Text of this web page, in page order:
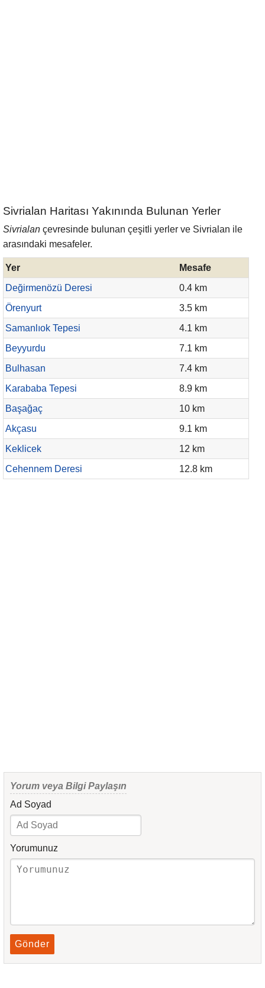
Sivrialan Haritası Yakınında Bulunan Yerler
Sivrialan çevresinde bulunan çeşitli yerler ve Sivrialan ile
arasındaki mesafeler.
Yer
Mesafe
Değirmenözü Deresi
0.4 km
Örenyurt
3.5 km
Samanlıok Tepesi
4.1 km
Beyyurdu
7.1 km
Bulhasan
7.4 km
Karababa Tepesi
8.9 km
Başağaç
10 km
Akçasu
9.1 km
Keklicek
12 km
Cehennem Deresi
12.8 km
Yorum veya Bilgi Paylaşın
Ad Soyad
Yorumunuz
Gönder